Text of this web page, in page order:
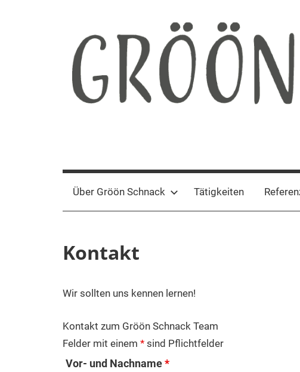
Gröön
Schnack
Kommunikation
Über Gröön Schnack Tätigkeiten
Kontakt
Wir sollten uns kennen lernen!
Kontakt zum Gröön Schnack Team
Felder mit einem *sind Pflichtfelder
Vor- und Nachname*